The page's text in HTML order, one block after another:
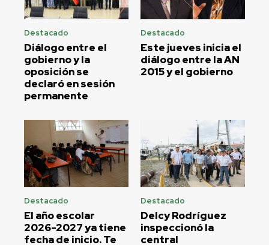
Destacado
Diálogo entre el
gobierno y la
oposición se
declaró en sesión
permanente
Destacado
Este jueves inicia el
diálogo entre la AN
2015 y el gobierno
Destacado
El año escolar
2026-2027 ya tiene
fecha de inicio. Te
Destacado
Delcy Rodríguez
inspeccionó la
central